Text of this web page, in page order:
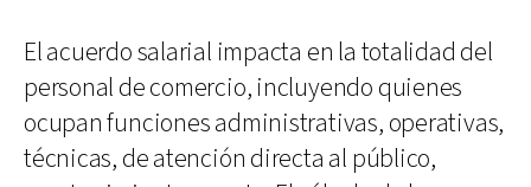
El acuerdo salarial impacta en la totalidad del
personal de comercio, incluyendo quienes
ocupan funciones administrativas, operativas,
técnicas, de atención directa al público,